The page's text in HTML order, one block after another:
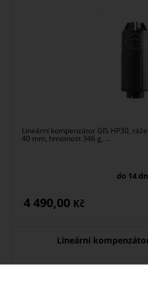
Lineární kompenzátor GIS HP30,
40 mm, hmotnost 346 g, ...
do 14
4 490,00 Kč
Lineární